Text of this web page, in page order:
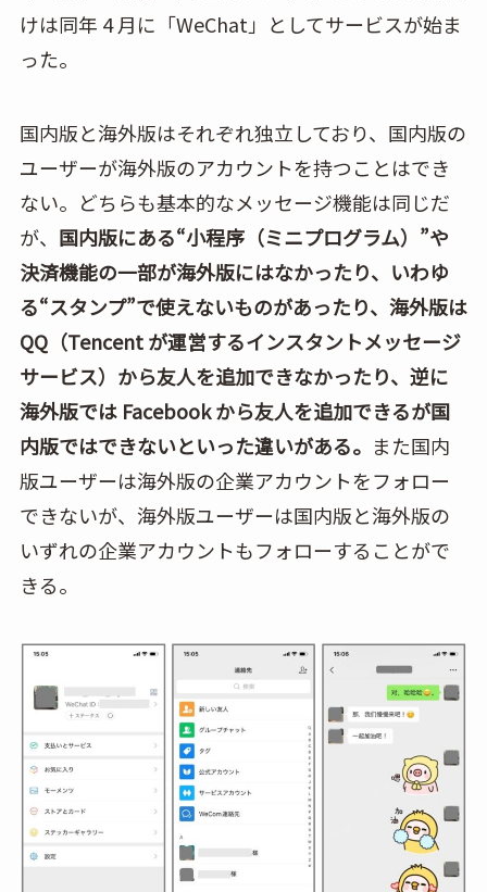
けは同年 4 月に「WeChat」としてサービスが始ま
った。
国内版と海外版はそれぞれ独立しており、国内版の
ユーザーが海外版のアカウントを持つことはでき
ない。どちらも基本的なメッセージ機能は同じだ
が、 国内版にある“小程序（ミニプログラム）”や
決済機能の一部が海外版にはなかったり、いわゆ
る“スタンプ”で使えないものがあったり、海外版は
QQ（Tencent が運営するインスタントメッセージ
サービス）から友人を追加できなかったり、逆に
海外版では Facebook から友人を追加できるが国
内版ではできないといった違いがある。 また国内
版ユーザーは海外版の企業アカウントをフォロー
できないが、海外版ユーザーは国内版と海外版の
いずれの企業アカウントもフォローすることがで
きる。